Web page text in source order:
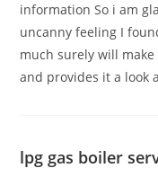
information So i am
uncanny feeling I
much surely will
and provides it a look
lpg gas boiler